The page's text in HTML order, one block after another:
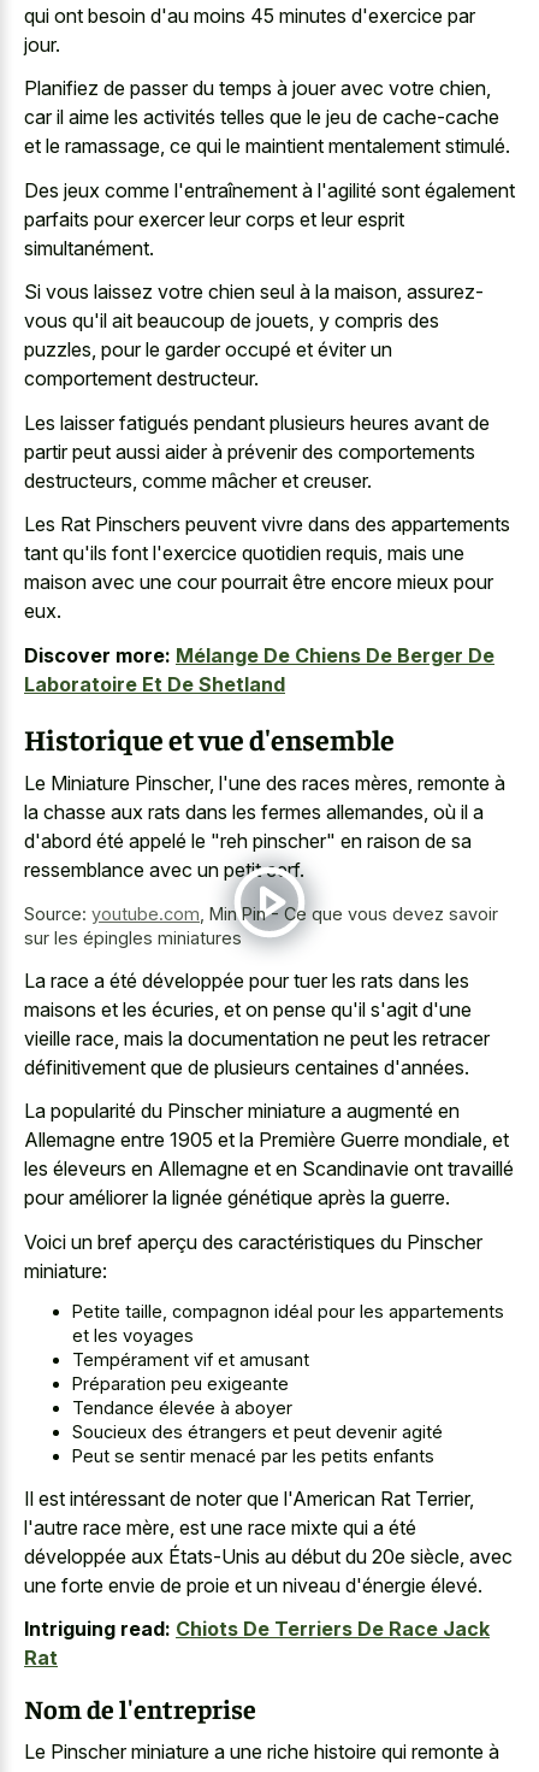
qui ont besoin d'au moins 45 minutes d'exercice par
jour.
Planifiez de passer du temps à jouer avec votre chien,
car il aime les activités telles que le jeu de cache-cache
et le ramassage, ce qui le maintient mentalement stimulé.
Des jeux comme l'entraînement à l'agilité sont également
parfaits pour exercer leur corps et leur esprit
simultanément.
Si vous laissez votre chien seul à la maison, assurez-
vous qu'il ait beaucoup de jouets, y compris des
puzzles, pour le garder occupé et éviter un
comportement destructeur.
Les laisser fatigués pendant plusieurs heures avant de
partir peut aussi aider à prévenir des comportements
destructeurs, comme mâcher et creuser.
Les Rat Pinschers peuvent vivre dans des appartements
tant qu'ils font l'exercice quotidien requis, mais une
maison avec une cour pourrait être encore mieux pour
eux.
Discover more: Mélange De Chiens De Berger De
Laboratoire Et De Shetland
Historique et vue d'ensemble
Le Miniature Pinscher, l'une des races mères, remonte à
la chasse aux rats dans les fermes allemandes, où il a
d'abord été appelé le "reh pinscher" en raison de sa
ressemblance avec un petit cerf.
Source: youtube.com, Min Pin - Ce que vous devez savoir
sur les épingles miniatures
La race a été développée pour tuer les rats dans les
maisons et les écuries, et on pense qu'il s'agit d'une
vieille race, mais la documentation ne peut les retracer
définitivement que de plusieurs centaines d'années.
La popularité du Pinscher miniature a augmenté en
Allemagne entre 1905 et la Première Guerre mondiale, et
les éleveurs en Allemagne et en Scandinavie ont travaillé
pour améliorer la lignée génétique après la guerre.
Voici un bref aperçu des caractéristiques du Pinscher
miniature:
Petite taille, compagnon idéal pour les appartements
et les voyages
Tempérament vif et amusant
Préparation peu exigeante
Tendance élevée à aboyer
Soucieux des étrangers et peut devenir agité
Peut se sentir menacé par les petits enfants
Il est intéressant de noter que l'American Rat Terrier,
l'autre race mère, est une race mixte qui a été
développée aux États-Unis au début du 20e siècle, avec
une forte envie de proie et un niveau d'énergie élevé.
Intriguing read: Chiots De Terriers De Race Jack
Rat
Nom de l'entreprise
Le Pinscher miniature a une riche histoire qui remonte à